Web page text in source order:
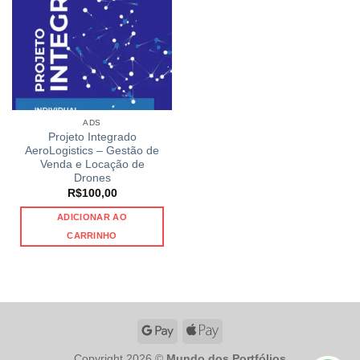
ADS
Projeto Integrado
AeroLogistics – Gestão de
Venda e Locação de
Drones
R$100,00
ADICIONAR AO
CARRINHO